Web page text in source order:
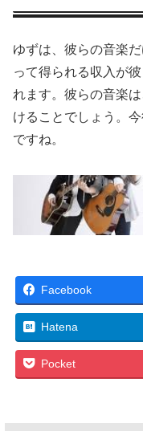
ゆずは、彼らの音楽
って得られる収入が
れます。彼らの音楽
けることでしょう。
ですね。
Facebook
Hatena
Pocket